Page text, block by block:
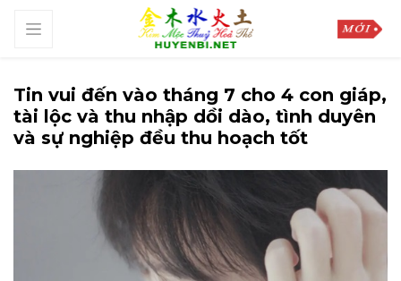
Tin vui đến vào tháng 7 cho 4 con giáp,
tài lộc và thu nhập dồi dào, tình duyên
và sự nghiệp đều thu hoạch tốt